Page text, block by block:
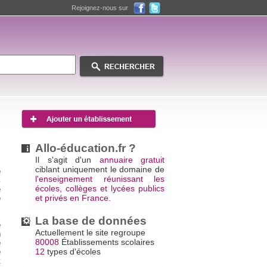
Rejoignez-nous sur
Allo-éducation.fr ?
Il s'agit d'un annuaire gratuit
ciblant uniquement le domaine de
l'enseignement réunissant les
écoles, collèges et lycées publics
et privés en France.
La base de données
Actuellement le site regroupe
80008 Établissements scolaires
12 types d'écoles